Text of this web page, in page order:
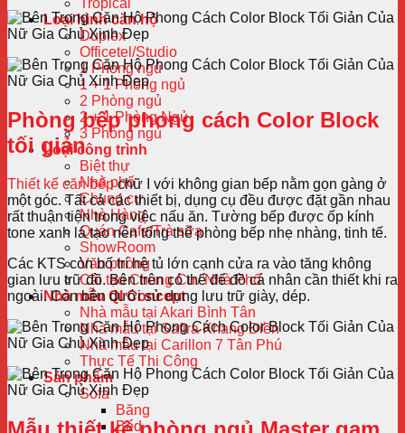
Tropical
Loại hình căn hộ
Duplex
Officetel/Studio
1 Phòng ngủ
1 + 1 Phòng ngủ
2 Phòng ngủ
2 + 1 Phòng Ngủ
3 Phòng ngủ
Loại công trình
Biệt thự
Nhà phố
Chung cư
Nhà Hàng
Quán Cafe/Trà sữa
ShowRoom
Văn phòng
Cải tạo Chung Cư/ Nhà Phố
Nhà mẫu QI Concept
Nhà mẫu tại Akari Bình Tân
Nhà mẫu tại Safira Khang Điền
Nhà mẫu tại Carillon 7 Tân Phú
Thực Tế Thi Công
Sản phẩm
Sofa
Băng
Bed
Phòng bếp phong cách Color Block
tối giản
Thiết kế căn bếpchữ I với không gian bếp nằm gọn gàng ở
một góc. Tất cả các thiết bị, dụng cụ đều được đặt gần nhau
rất thuận tiện trong việc nấu ăn. Tường bếp được ốp kính
tone xanh lá tạo nên tổng thể phòng bếp nhẹ nhàng, tinh tế.
Các KTS còn bố trí hệ tủ lớn cạnh cửa ra vào tăng không
gian lưu trữ đồ. Bên trên có thể để đồ cá nhân cần thiết khi ra
ngoài. Còn bên dưới sử dụng lưu trữ giày, dép.